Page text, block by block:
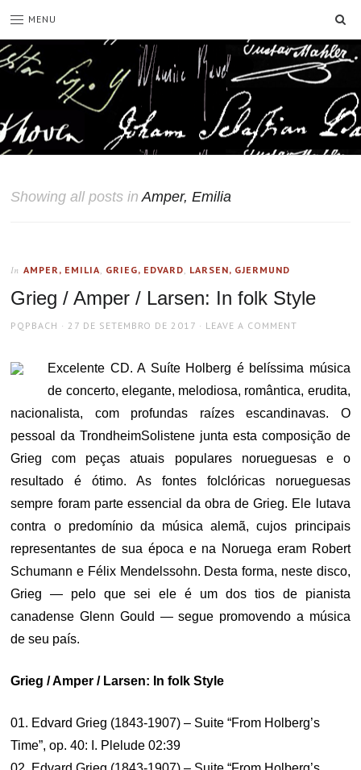
MENU
Showing all posts inAmper, Emilia
In AMPER, EMILIA, GRIEG, EDVARD, LARSEN, GJERMUND
Grieg / Amper / Larsen: In folk Style
AUTHOR
PQPBACH
POSTED
27 DE SETEMBRO DE 2017 LEAVE A COMMENT
Excelente CD. A Suíte Holberg é belíssima música
de concerto, elegante, melodiosa, romântica, erudita,
nacionalista, com profundas raízes escandinavas. O
pessoal da TrondheimSolistene junta esta composição de
Grieg com peças atuais populares norueguesas e o
resultado é ótimo. As fontes folclóricas norueguesas
sempre foram parte essencial da obra de Grieg. Ele lutava
contra o predomínio da música alemã, cujos principais
representantes de sua época e na Noruega eram Robert
Schumann e Félix Mendelssohn. Desta forma, neste disco,
Grieg — pelo que sei ele é um dos tios de pianista
canadense Glenn Gould — segue promovendo a música
de seu país.
Grieg / Amper / Larsen: In folk Style
01. Edvard Grieg (1843-1907) – Suite “From Holberg’s
Time”, op. 40: I. Plelude 02:39